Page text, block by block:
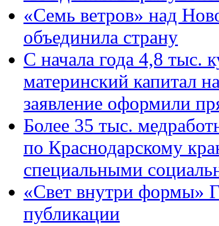
«Семь ветров» над
объединила страну
С начала года 4,8 тыс.
материнский капитал
заявление оформили
Более 35 тыс.
по Краснодарскому
специальными
«Свет внутри формы»
публикации